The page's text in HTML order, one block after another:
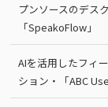
プンソースのデス
「SpeakoFlow」
AIを活用したフィ
ション・「ABC